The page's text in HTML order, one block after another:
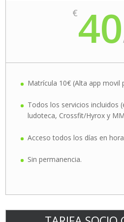
€40
Matrícula 10€ (Alta app movil
Todos los servicios incluidos
ludoteca, Crossfit/Hyrox y
Acceso todos los días en
Sin permanencia.